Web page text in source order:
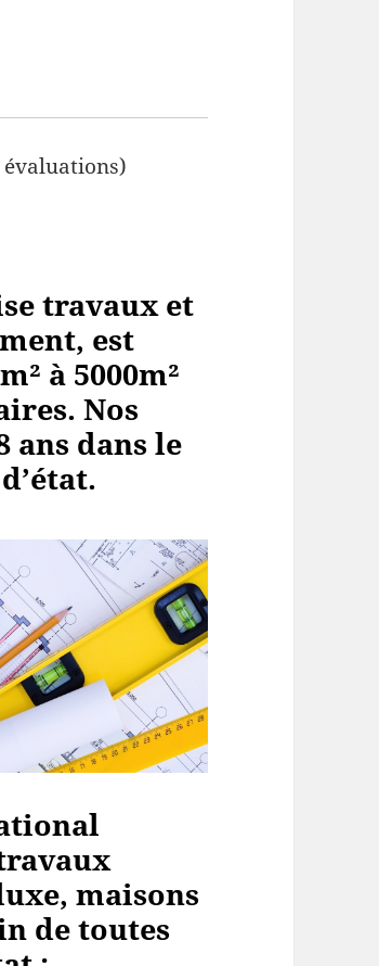
travaux et
est
à 5000m²
Nos
ans dans le
d’état.
maisons
de toutes